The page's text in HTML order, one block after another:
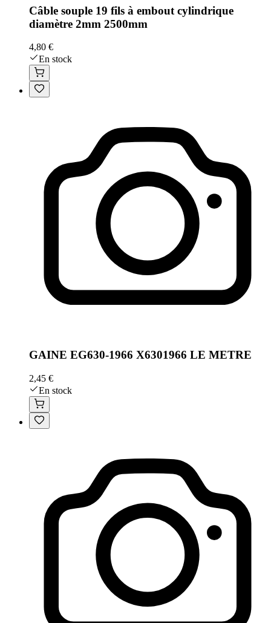
Câble souple 19 fils à embout cylindrique
diamètre 2mm 2500mm
4,80 €
En stock
GAINE EG630-1966 X6301966 LE METRE
2,45 €
En stock